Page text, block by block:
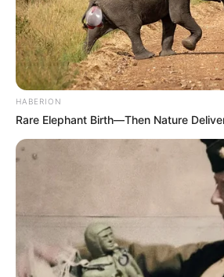
HABERION
Rare Elephant Birth—Then Nature